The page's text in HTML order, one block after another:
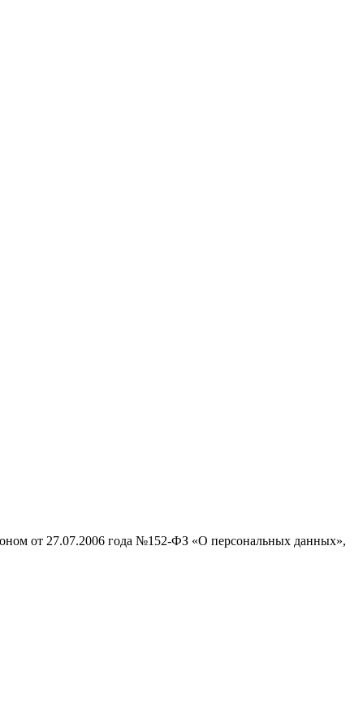
от 27.07.2006 года №152-ФЗ «О персональных данных»,